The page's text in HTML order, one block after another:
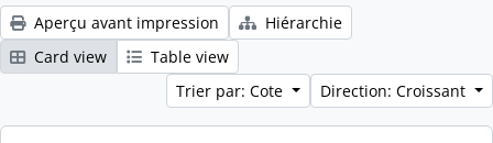
Aperçu avant impression
Hiérarchie
Card view
Table view
Trier par: Cote
Direction: Croissant